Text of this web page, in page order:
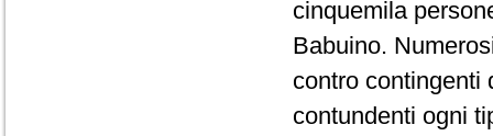
cinquemila
Babuino.
contro contingenti
contundenti ogni